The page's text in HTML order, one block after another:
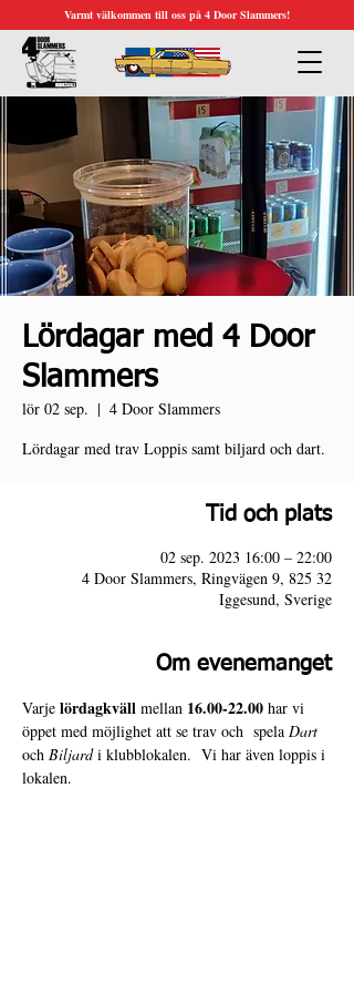
Varmt välkommen till oss på 4 Door Slammers!
Lördagar med 4 Door
Slammers
lör 02 sep.
  |
4 Door Slammers
Lördagar med trav Loppis samt biljard och dart.
Tid och plats
02 sep. 2023 16:00 – 22:00
4 Door Slammers, Ringvägen 9, 825 32
Iggesund, Sverige
Om evenemanget
Varje lördagkväll mellan 16.00-22.00 har vi
öppet med möjlighet att se trav och  spela Dart
och Biljard i klubblokalen.  Vi har även loppis i
lokalen.